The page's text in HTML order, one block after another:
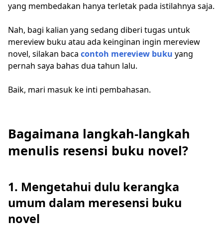
yang membedakan hanya terletak pada istilahnya saja.
Nah, bagi kalian yang sedang diberi tugas untuk
mereview buku atau ada keinginan ingin mereview
novel, silakan baca contoh mereview buku yang
pernah saya bahas dua tahun lalu.
Baik, mari masuk ke inti pembahasan.
Bagaimana langkah-langkah
menulis resensi buku novel?
1. Mengetahui dulu kerangka
umum dalam meresensi buku
novel